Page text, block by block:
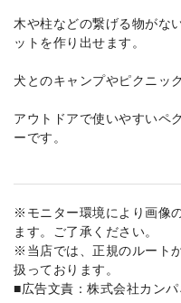
木や柱などの繋げる物がな
ットを作り出せます。
犬とのキャンプやピクニッ
アウトドアで使いやすいペ
ーです。
※モニター環境により画像
ます。ご了承ください。
※当店では、正規のルート
扱っております。
■広告文責：株式会社カンパ